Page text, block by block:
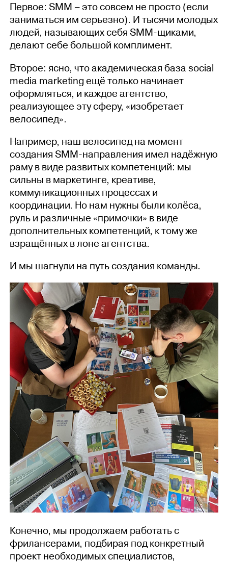
Первое: SММ – это совсем не просто (если
заниматься им серьезно). И тысячи молодых
людей, называющих себя SММ-щиками,
делают себе большой комплимент.
Второе: ясно, что академическая база social
media marketing ещё только начинает
оформляться, и каждое агентство,
реализующее эту сферу, «изобретает
велосипед».
Например, наш велосипед на момент
создания SММ-направления имел надёжную
раму в виде развитых компетенций: мы
сильны в маркетинге, креативе,
коммуникационных процессах и
координации. Но нам нужны были колёса,
руль и различные «примочки» в виде
дополнительных компетенций, к тому же
взращённых в лоне агентства.
И мы шагнули на путь создания команды.
Конечно, мы продолжаем работать с
фрилансерами, подбирая под конкретный
проект необходимых специалистов,